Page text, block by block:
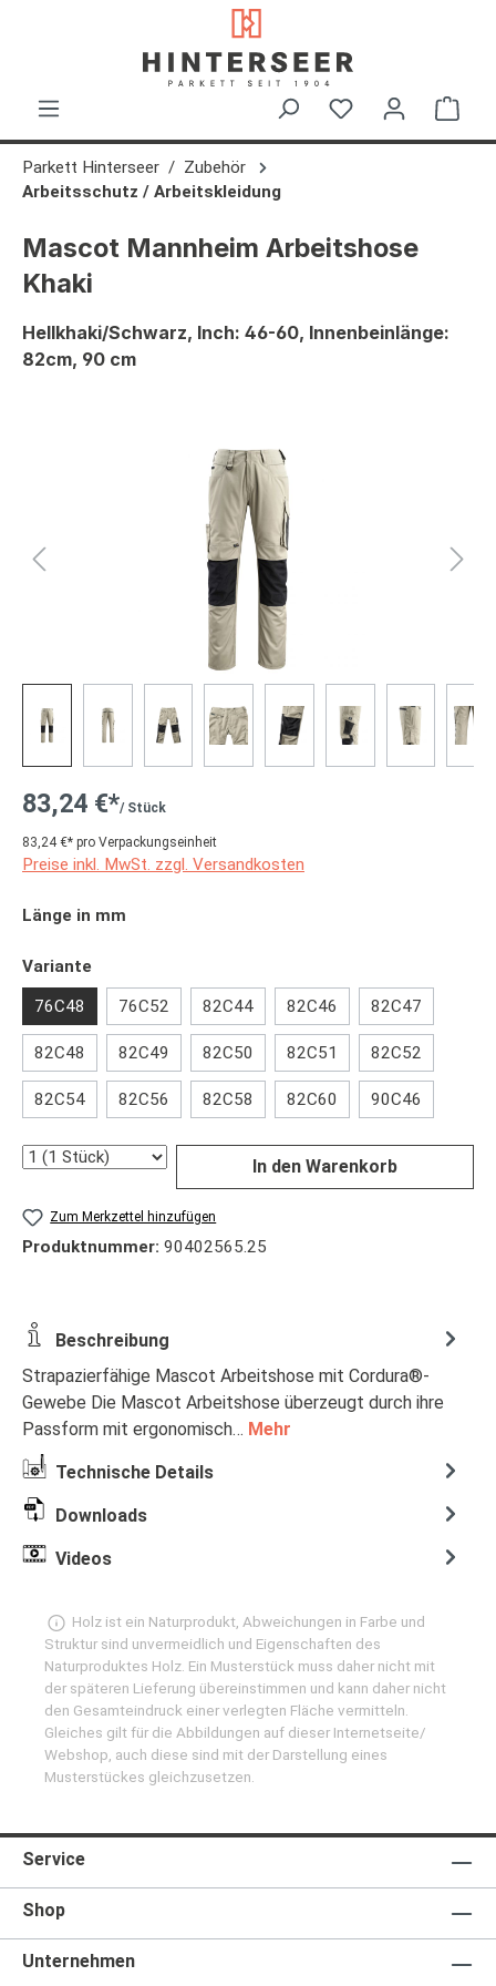
Parkett Hinterseer
Zubehör
Arbeitsschutz / Arbeitskleidung
Mascot Mannheim Arbeitshose
Khaki
Hellkhaki/Schwarz, Inch: 46-60, Innenbeinlänge:
82cm, 90 cm
83,24 €*/ Stück
83,24 €* pro Verpackungseinheit
Preise inkl. MwSt. zzgl. Versandkosten
Länge in mm
Variante
76C48 76C52 82C44 82C46 82C47
82C48 82C49 82C50 82C51 82C52
82C54 82C56 82C58 82C60 90C46
Anzahl In den Warenkorb
Zum Merkzettel hinzufügen
Produktnummer: 90402565.25
Beschreibung
Strapazierfähige Mascot Arbeitshose mit Cordura®-
Gewebe Die Mascot Arbeitshose überzeugt durch ihre
Passform mit ergonomisch… Mehr
Technische Details
Downloads
Videos
Holz ist ein Naturprodukt, Abweichungen in Farbe und
Struktur sind unvermeidlich und Eigenschaften des
Naturproduktes Holz. Ein Musterstück muss daher nicht mit
der späteren Lieferung übereinstimmen und kann daher nicht
den Gesamteindruck einer verlegten Fläche vermitteln.
Gleiches gilt für die Abbildungen auf dieser Internetseite/
Webshop, auch diese sind mit der Darstellung eines
Musterstückes gleichzusetzen.
Service
Shop
Unternehmen